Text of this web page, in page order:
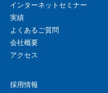
インターネットセミナー
実績
よくあるご質問
会社概要
アクセス
採用情報